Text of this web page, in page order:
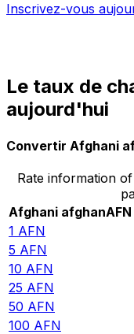
Inscrivez-vous
Le taux de
aujourd'hui
Convertir Afghani
Rate information
Afghani afghanAFN
1 AFN
5 AFN
10 AFN
25 AFN
50 AFN
100 AFN